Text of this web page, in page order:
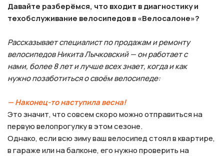
Давайте разберёмся, что входит в диагностику и
техобслуживание велосипедов в «Велосалоне»?
Рассказывает специалист по продажам и ремонту
велосипедов Никита Лычковский — он работает с
нами, более 8 лет и лучше всех знает, когда и как
нужно позаботиться о своём велосипеде:
— Наконец-то наступила весна!
Это значит, что совсем скоро можно отправиться на
первую велопрогулку в этом сезоне.
Однако, если всю зиму ваш велосипед стоял в квартире,
в гараже или на балконе, его нужно проверить на